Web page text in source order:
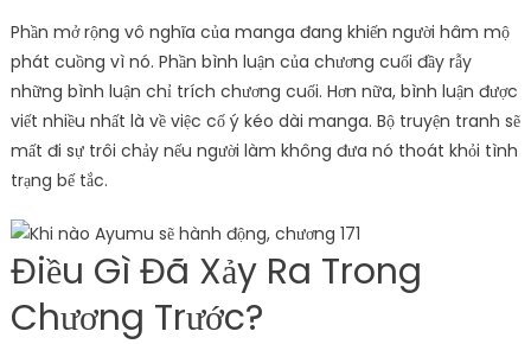
Phần mở rộng vô nghĩa của manga đang khiến người hâm mộ
phát cuồng vì nó. Phần bình luận của chương cuối đầy rẫy
những bình luận chỉ trích chương cuối. Hơn nữa, bình luận được
viết nhiều nhất là về việc cố ý kéo dài manga. Bộ truyện tranh sẽ
mất đi sự trôi chảy nếu người làm không đưa nó thoát khỏi tình
trạng bế tắc.
Điều Gì Đã Xảy Ra Trong
Chương Trước?